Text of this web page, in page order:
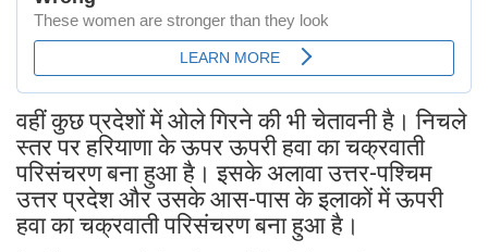
वहीं कुछ प्रदेशों में ओले गिरने की भी चेतावनी है। निचले
स्तर पर हरियाणा के ऊपर ऊपरी हवा का चक्रवाती
परिसंचरण बना हुआ है। इसके अलावा उत्तर-पश्चिम
उत्तर प्रदेश और उसके आस-पास के इलाकों में ऊपरी
हवा का चक्रवाती परिसंचरण बना हुआ है।